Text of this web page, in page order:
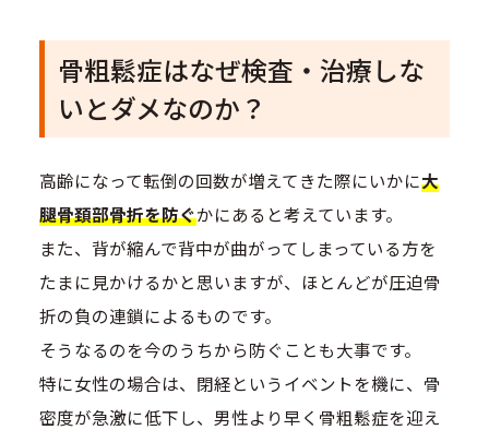
骨粗鬆症はなぜ検査・治療しな
いとダメなのか？
高齢になって転倒の回数が増えてきた際にいかに大
腿骨頚部骨折を防ぐかにあると考えています。
また、背が縮んで背中が曲がってしまっている方を
たまに見かけるかと思いますが、ほとんどが圧迫骨
折の負の連鎖によるものです。
そうなるのを今のうちから防ぐことも大事です。
特に女性の場合は、閉経というイベントを機に、骨
密度が急激に低下し、男性より早く骨粗鬆症を迎え